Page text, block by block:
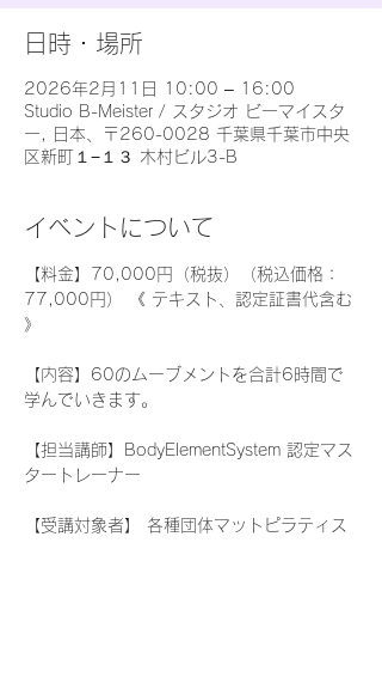
日時・場所
2026年2月11日 10:00 – 16:00
Studio B-Meister / スタジオ ビーマイスタ
ー, 日本、〒260-0028 千葉県千葉市中央
区新町１−１３ 木村ビル3-B
イベントについて
【料金】70,000円（税抜）（税込価格：
77,000円） 《 テキスト、認定証書代含む
》
【内容】60のムーブメントを合計6時間で
学んでいきます。
【担当講師】BodyElementSystem 認定マス
タートレーナー
【受講対象者】 各種団体マットピラティス